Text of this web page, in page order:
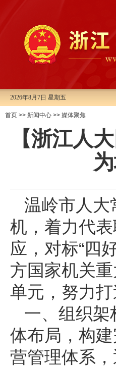
2026年8月7日 星期五
首页 >> 新闻中心 >> 媒体聚焦
【浙江人
温岭市人大
机，着力代
应，对标“四
方国家机关
单元，努力
一、组织架
体布局，构
营管理体系